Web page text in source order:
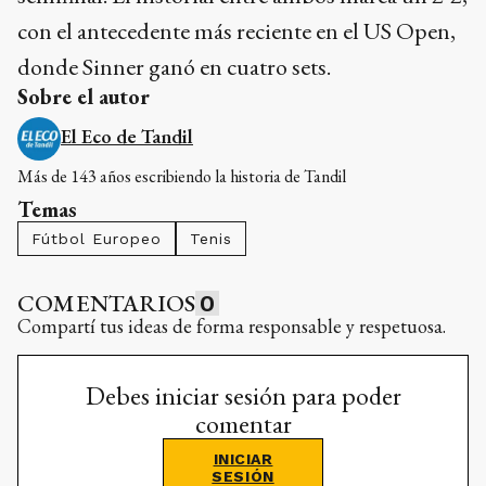
con el antecedente más reciente en el US Open,
donde Sinner ganó en cuatro sets.
Sobre el autor
El Eco de Tandil
Más de 143 años escribiendo la historia de Tandil
Temas
Fútbol Europeo Tenis
COMENTARIOS 0
Compartí tus ideas de forma responsable y respetuosa.
Debes iniciar sesión para poder
comentar
INICIAR
SESIÓN